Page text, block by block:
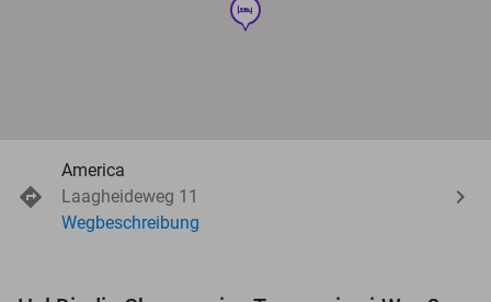
hotel
America
Laagheideweg 11
Wegbeschreibung